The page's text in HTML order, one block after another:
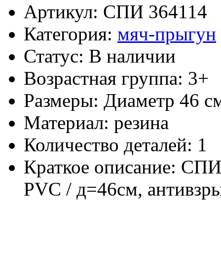
Артикул: СПИ 364114
Категория: мяч-прыгун
Статус: В наличии
Возрастная группа: 3+
Размеры: Диаметр 46
Материал: резина
Количество деталей: 1
Краткое описание:
PVC / д=46см,